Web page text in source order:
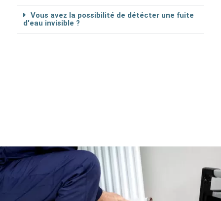
Vous avez la possibilité de détécter une fuite
d'eau invisible ?